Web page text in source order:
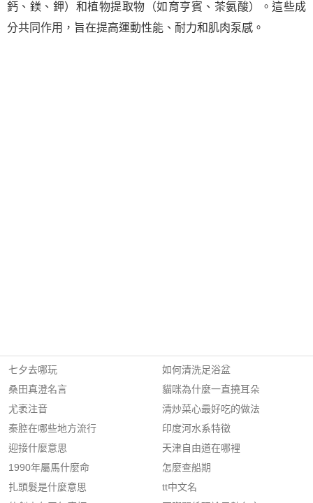
鈣、鎂、鉀）和植物提取物（如育亨賓、茶氨酸）。這些成
分共同作用，旨在提高運動性能、耐力和肌肉泵感。
七夕去哪玩
桑田真澄名言
尤袤注音
秦腔在哪些地方流行
迎接什麼意思
1990年屬馬什麼命
扎頭髮是什麼意思
如何清洗足浴盆
貓咪為什麼一直撓耳朵
清炒菜心最好吃的做法
印度河水系特徵
天津自由道在哪裡
怎麼查船期
tt中文名